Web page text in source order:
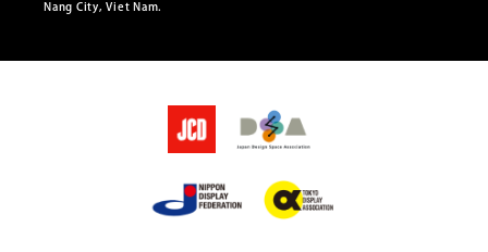
Nang City, Viet Nam.